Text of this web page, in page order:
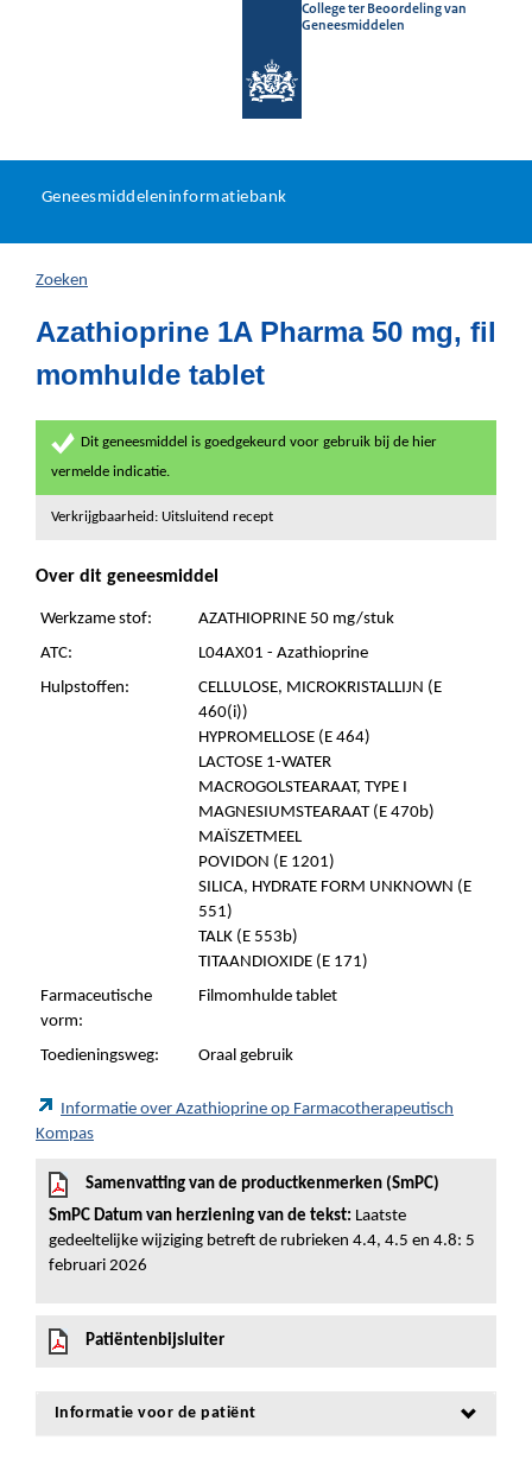
College ter Beoordeling van
Geneesmiddelen
U
hier:
Geneesmiddeleninformatiebank
Zoeken
Azathioprine 1A Pharma 50 mg, fil
momhulde tablet
Dit geneesmiddel is goedgekeurd voor gebruik bij de hier
vermelde indicatie.
Verkrijgbaarheid: Uitsluitend recept
Over dit geneesmiddel
Werkzame stof:
AZATHIOPRINE 50 mg/stuk
ATC:
L04AX01 - Azathioprine
Hulpstoffen:
CELLULOSE, MICROKRISTALLIJN (E
460(i))
HYPROMELLOSE (E 464)
LACTOSE 1-WATER
MACROGOLSTEARAAT, TYPE I
MAGNESIUMSTEARAAT (E 470b)
MAÏSZETMEEL
POVIDON (E 1201)
SILICA, HYDRATE FORM UNKNOWN (E
551)
TALK (E 553b)
TITAANDIOXIDE (E 171)
Farmaceutische
vorm:
Filmomhulde tablet
Toedieningsweg: Oraal gebruik
Informatie over Azathioprine op Farmacotherapeutisch
Kompas
Samenvatting van de productkenmerken (SmPC)
SmPC Datum van herziening van de tekst: Laatste
gedeeltelijke wijziging betreft de rubrieken 4.4, 4.5 en 4.8: 5
februari 2026
Patiëntenbijsluiter
Informatie voor de patiënt